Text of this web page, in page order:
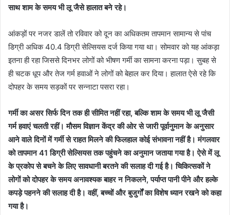
साथ शाम के समय भी लू जैसे हालात बने रहे।
आंकड़ों पर नजर डालें तो रविवार को दून का अधिकतम तापमान सामान्य से पांच
डिग्री अधिक 40.4 डिग्री सेल्सियस दर्ज किया गया था। सोमवार को यह आंकड़ा
इतना ही रहा जिससे दिनभर लोगों को भीषण गर्मी का सामना करना पड़ा। सुबह से
ही चटक धूप और तेज गर्म हवाओं ने लोगों को बेहाल कर दिया। हालात ऐसे रहे कि
दोपहर के समय सड़कों पर सन्नाटा पसरा रहा।
गर्मी का असर सिर्फ दिन तक ही सीमित नहीं रहा, बल्कि शाम के समय भी लू जैसी
गर्म हवाएं चलती रहीं। मौसम विज्ञान केंद्र की ओर से जारी पूर्वानुमान के अनुसार
आने वाले दिनों में गर्मी से राहत मिलने की फिलहाल कोई संभावना नहीं है। मंगलवार
को तापमान 41 डिग्री सेल्सियस तक पहुंचने का अनुमान जताया गया है। ऐसे में लू
के प्रकोप से बचने के लिए सावधानी बरतने की सलाह दी गई है। चिकित्सकों ने
लोगों को दोपहर के समय अनावश्यक बाहर न निकलने, पर्याप्त पानी पीने और हल्के
कपड़े पहनने की सलाह दी है। वहीं, बच्चों और बुजुर्गों का विशेष ध्यान रखने को कहा
गया है।